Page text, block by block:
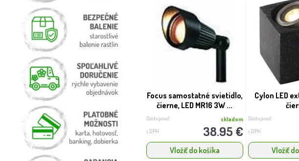
Focus samostatné svietidlo,
čierne, LED MR16 3W ...
Dostupnosť: skladom
s DPH 38.95 €
Vložiť do košíka
Cylon LED
Dostupnosť:
s DPH
Vložiť